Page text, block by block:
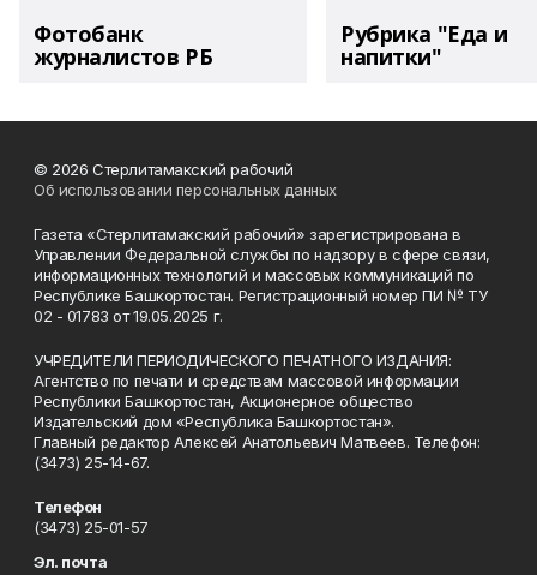
Фотобанк
журналистов РБ
Рубрика "Еда и
напитки"
© 2026 Стерлитамакский рабочий
Об использовании персональных данных
Газета «Стерлитамакский рабочий» зарегистрирована в
Управлении Федеральной службы по надзору в сфере связи,
информационных технологий и массовых коммуникаций по
Республике Башкортостан. Регистрационный номер ПИ № ТУ
02 - 01783 от 19.05.2025 г.
УЧРЕДИТЕЛИ ПЕРИОДИЧЕСКОГО ПЕЧАТНОГО ИЗДАНИЯ:
Агентство по печати и средствам массовой информации
Республики Башкортостан, Акционерное общество
Издательский дом «Республика Башкортостан».
Главный редактор Алексей Анатольевич Матвеев. Телефон:
(3473) 25-14-67.
Телефон
(3473) 25-01-57
Эл. почта